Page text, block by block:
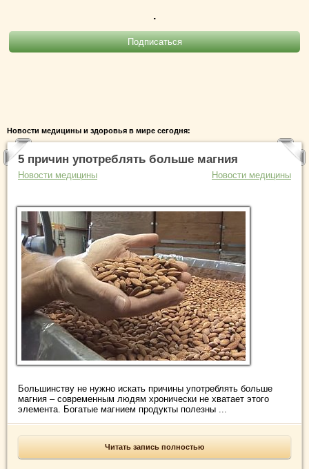
.
Новости медицины и здоровья в мире сегодня:
5 причин употреблять больше магния
Новости медицины Новости медицины
Большинству не нужно искать причины употреблять больше
магния – современным людям хронически не хватает этого
элемента. Богатые магнием продукты полезны ...
Читать запись полностью